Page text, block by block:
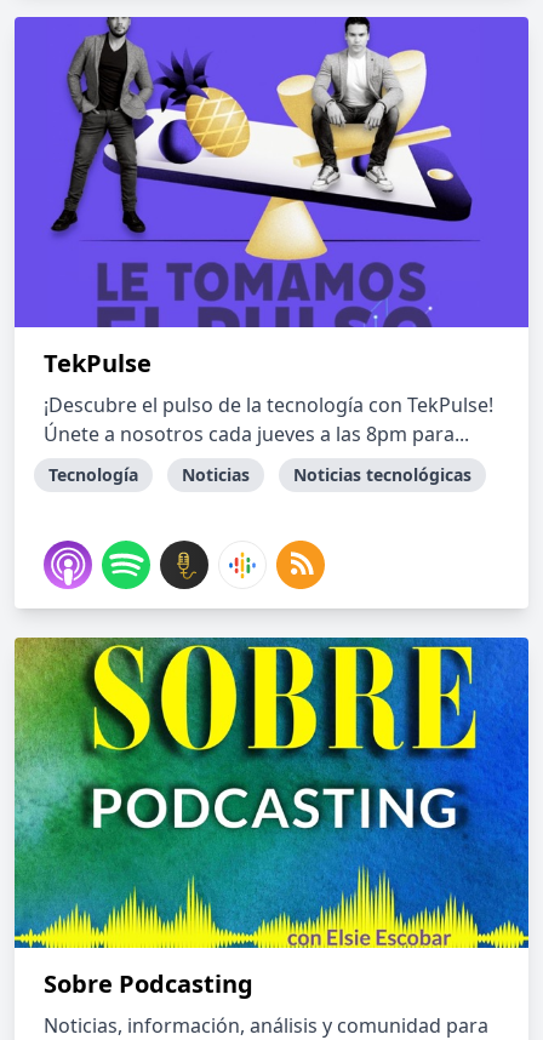
TekPulse
¡Descubre el pulso de la tecnología con TekPulse!
Únete a nosotros cada jueves a las 8pm para...
Tecnología Noticias Noticias tecnológicas
Sobre Podcasting
Noticias, información, análisis y comunidad para